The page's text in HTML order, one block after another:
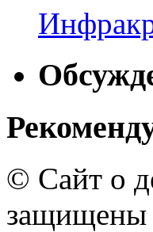
© Сайт о
защищены